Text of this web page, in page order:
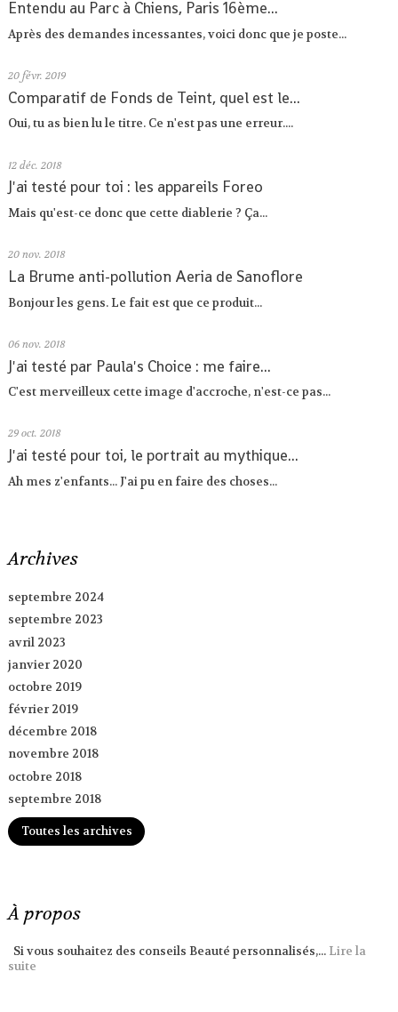
Entendu au Parc à Chiens, Paris 16ème...
Après des demandes incessantes, voici donc que je poste...
20 févr. 2019
Comparatif de Fonds de Teint, quel est le...
Oui, tu as bien lu le titre. Ce n'est pas une erreur....
12 déc. 2018
J'ai testé pour toi : les appareils Foreo
Mais qu'est-ce donc que cette diablerie ? Ça...
20 nov. 2018
La Brume anti-pollution Aeria de Sanoflore
Bonjour les gens. Le fait est que ce produit...
06 nov. 2018
J'ai testé par Paula's Choice : me faire...
C'est merveilleux cette image d'accroche, n'est-ce pas...
29 oct. 2018
J'ai testé pour toi, le portrait au mythique...
Ah mes z'enfants... J'ai pu en faire des choses...
Archives
septembre 2024
septembre 2023
avril 2023
janvier 2020
octobre 2019
février 2019
décembre 2018
novembre 2018
octobre 2018
septembre 2018
Toutes les archives
À propos
Si vous souhaitez des conseils Beauté personnalisés,... Lire la
suite